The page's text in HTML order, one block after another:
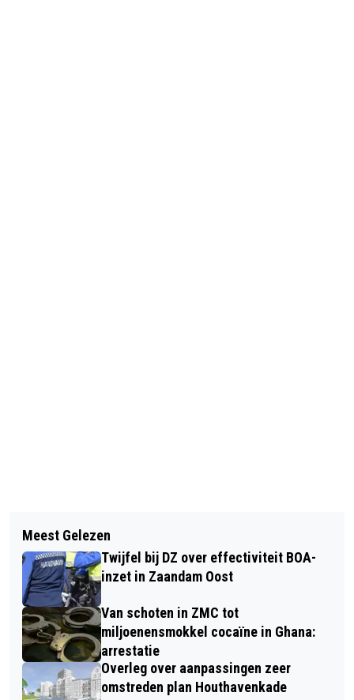
KRAANWATERTAPPUNT OP
JEUGDCOMPLEX AZ IN WIJDEWORMER
HET STOKPAARDJE POËZIE & MUZIEK
FESTIVAL IN DE GROOTE WEIVER
Meest Gelezen
Twijfel bij DZ over effectiviteit BOA-
inzet in Zaandam Oost
Van schoten in ZMC tot
miljoenensmokkel cocaïne in Ghana:
arrestatie
Overleg over aanpassingen zeer
omstreden plan Houthavenkade